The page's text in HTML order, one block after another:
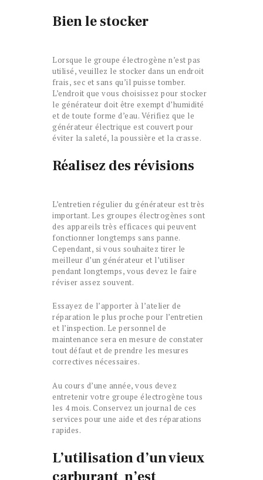
Bien le stocker
Lorsque le groupe électrogène n’est pas
utilisé, veuillez le stocker dans un endroit
frais, sec et sans qu’il puisse tomber.
L’endroit que vous choisissez pour stocker
le générateur doit être exempt d’humidité
et de toute forme d’eau. Vérifiez que le
générateur électrique est couvert pour
éviter la saleté, la poussière et la crasse.
Réalisez des révisions
L’entretien régulier du générateur est très
important. Les groupes électrogènes sont
des appareils très efficaces qui peuvent
fonctionner longtemps sans panne.
Cependant, si vous souhaitez tirer le
meilleur d’un générateur et l’utiliser
pendant longtemps, vous devez le faire
réviser assez souvent.
Essayez de l’apporter à l’atelier de
réparation le plus proche pour l’entretien
et l’inspection. Le personnel de
maintenance sera en mesure de constater
tout défaut et de prendre les mesures
correctives nécessaires.
Au cours d’une année, vous devez
entretenir votre groupe électrogène tous
les 4 mois. Conservez un journal de ces
services pour une aide et des réparations
rapides.
L’utilisation d’un vieux